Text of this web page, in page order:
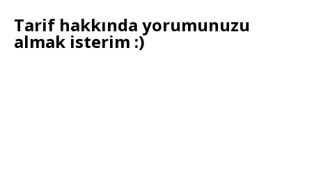
Tarif hakkında yorumunuzu
almak isterim :)